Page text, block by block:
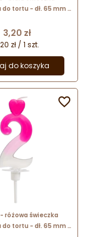
tortu - dł. 65 mm -
Cena
3,20 zł
zł / 1 szt.
do koszyka
różowa świeczka
tortu - dł. 65 mm -
